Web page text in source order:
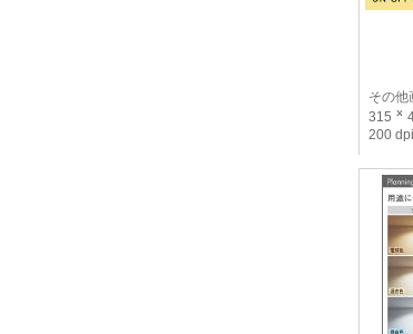
その他
315
200 dpi